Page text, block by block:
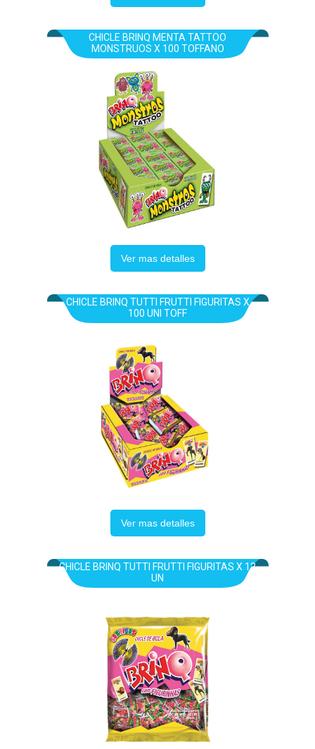
CHICLE BRINQ MENTA TATTOO
MONSTRUOS X 100 TOFFANO
Ver mas detalles
CHICLE BRINQ TUTTI FRUTTI FIGURITAS X
100 UNI TOFF
Ver mas detalles
CHICLE BRINQ TUTTI FRUTTI FIGURITAS X 12
UN